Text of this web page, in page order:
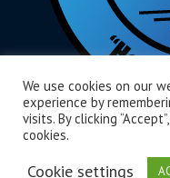
We use cookies on our
experience by
visits. By clicking
cookies.
Cookie settings